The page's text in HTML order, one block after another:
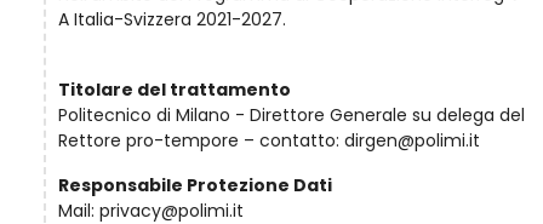
A Italia-Svizzera 2021-2027.
Titolare del trattamento
Politecnico di Milano - Direttore Generale su delega del
Rettore pro-tempore – contatto: dirgen@polimi.it
Responsabile Protezione Dati
Mail: privacy@polimi.it